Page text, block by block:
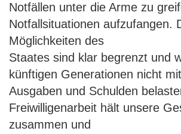
Notfällen unter die Arme zu
Notfallsituationen aufzufangen.
Möglichkeiten des
Staates sind klar begrenzt und
künftigen Generationen nicht
Ausgaben und Schulden
Freiwilligenarbeit hält unsere
zusammen und